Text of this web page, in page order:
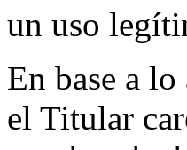
un uso
En base a
el Titular